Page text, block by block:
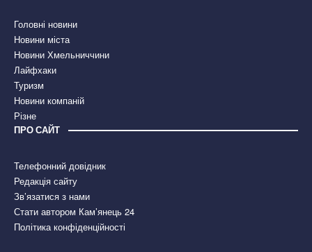
Головні новини
Новини міста
Новини Хмельниччини
Лайфхаки
Туризм
Новини компаній
Різне
ПРО САЙТ
Телефонний довідник
Редакція сайту
Зв’язатися з нами
Стати автором Кам’янець 24
Політика конфіденційності